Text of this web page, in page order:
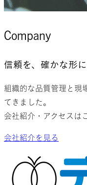
Company
信頼を、 確かな形に
組織的な品質管理と現
てきました。
会社紹介・アクセスは
会社紹介を見る